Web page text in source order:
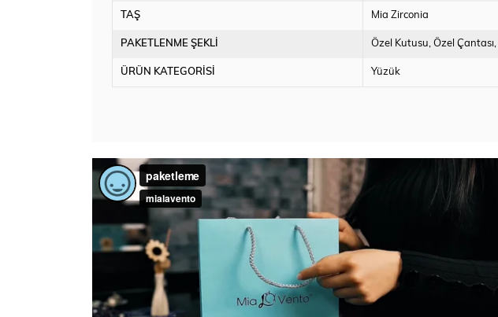
TAŞ Mia Zirconia
PAKETLENME ŞEKLİ Özel Kutusu Özel Çantası
ÜRÜN KATEGORİSİ Yüzük